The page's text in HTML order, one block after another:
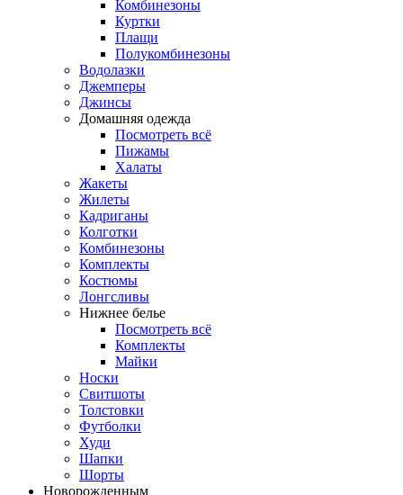
Комбинезоны
Куртки
Плащи
Полукомбинезоны
Водолазки
Джемперы
Джинсы
Домашняя одежда
Посмотреть всё
Пижамы
Халаты
Жакеты
Жилеты
Кадриганы
Колготки
Комбинезоны
Комплекты
Костюмы
Лонгсливы
Нижнее белье
Посмотреть всё
Комплекты
Майки
Носки
Свитшоты
Толстовки
Футболки
Худи
Шапки
Шорты
Новорожденным